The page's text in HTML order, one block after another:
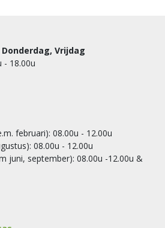
Vrijdag
- 18.00u
februari): 08.00u - 12.00u
08.00u - 12.00u
juni, september): 08.00u -12.00u &